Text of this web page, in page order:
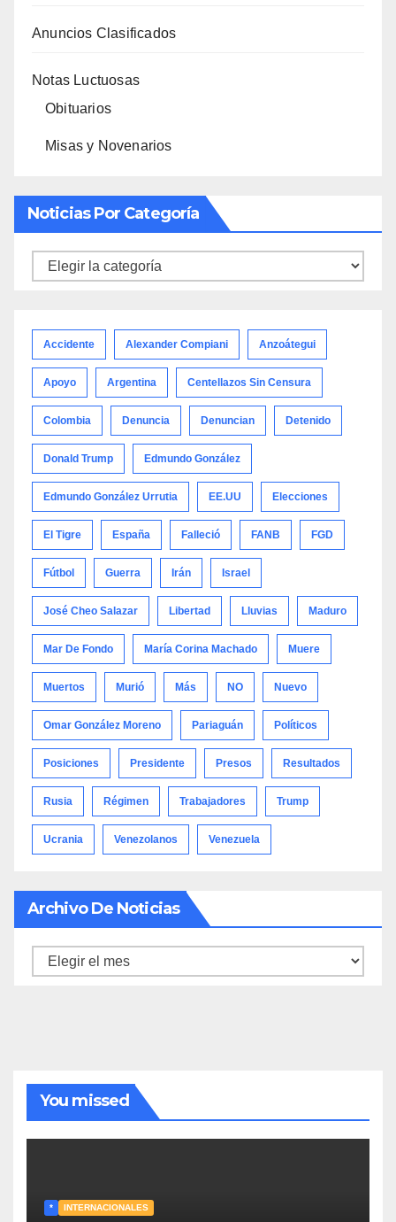
Anuncios Clasificados
Notas Luctuosas
Obituarios
Misas y Novenarios
Noticias Por Categoría
Noticias
Accidente Alexander Compiani Anzoátegui
Apoyo Argentina Centellazos Sin Censura
Colombia Denuncia Denuncian Detenido
Donald Trump Edmundo González
Edmundo González Urrutia EE.UU Elecciones
El Tigre España Falleció FANB FGD
Fútbol Guerra Irán Israel
José Cheo Salazar Libertad Lluvias Maduro
Mar De Fondo María Corina Machado Muere
Muertos Murió Más NO Nuevo
Omar González Moreno Pariaguán Políticos
Posiciones Presidente Presos Resultados
Rusia Régimen Trabajadores Trump
Ucrania Venezolanos Venezuela
Archivo De Noticias
Archivo
You missed
* INTERNACIONALES